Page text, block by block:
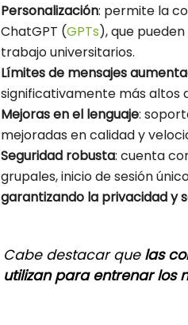
Personalización: permite la
ChatGPT (GPTs), que
trabajo universitarios.
Límites de mensajes
significativamente más altos
Mejoras en el lenguaje:
mejoradas en calidad y
Seguridad robusta: cuenta
grupales, inicio de sesión
garantizando la privacidad y
Cabe destacar que las
utilizan para entrenar los